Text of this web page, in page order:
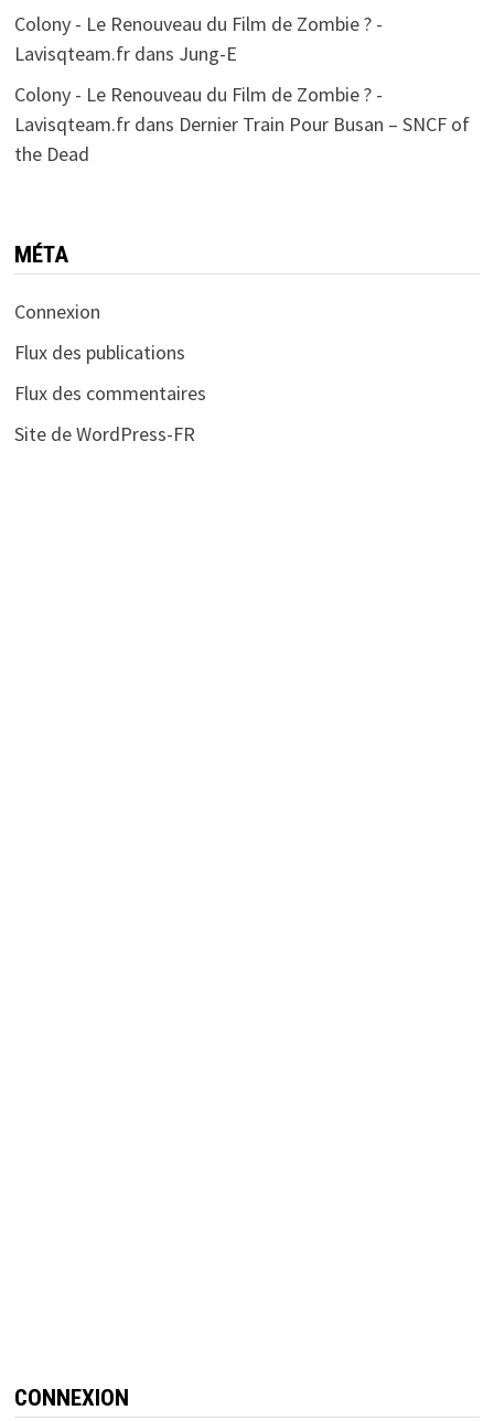
Colony - Le Renouveau du Film de Zombie ? -
Lavisqteam.frdans Jung-E
Colony - Le Renouveau du Film de Zombie ? -
Lavisqteam.frdans Dernier Train Pour Busan – SNCF of
the Dead
MÉTA
Connexion
Flux des publications
Flux des commentaires
Site de WordPress-FR
CONNEXION